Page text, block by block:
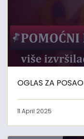
OGLAS ZA POSAO
11 April 2025